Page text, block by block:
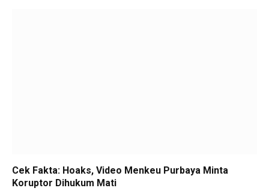
Cek Fakta: Hoaks, Video Menkeu Purbaya Minta
Koruptor Dihukum Mati